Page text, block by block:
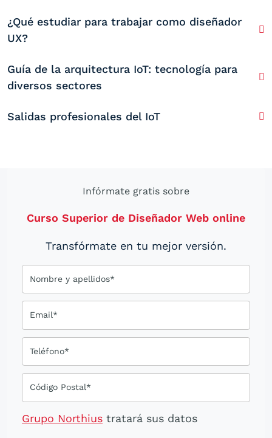
¿Qué estudiar para trabajar como diseñador
UX?
Guía de la arquitectura IoT: tecnología para
diversos sectores
Salidas profesionales del IoT
Infórmate gratis sobre
Curso Superior de Diseñador Web online
Transfórmate en tu mejor versión.
Nombre y apellidos*
Email*
Teléfono*
Código Postal*
Grupo Northius tratará sus datos